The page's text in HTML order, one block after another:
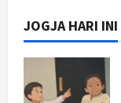
JOGJA HARI INI